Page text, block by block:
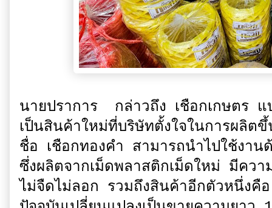
นายปราการ กล่าวถึง เชือกเกษตร
เป็นสินค้าใหม่ที่บริษัทตั้งใจในการผลิต
ชื่อ เชือกทองคำ สามารถนำไปใช้งา
ซึ่งผลิตจากเม็ดพลาสติกเม็ดใหม่ มีคว
ไม่จืดไม่ลอก รวมถึงสินค้าอีกตัวหนึ่ง